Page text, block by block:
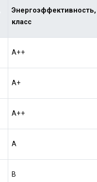
Энергоэффективность,
класс
A++
A+
A++
A
B